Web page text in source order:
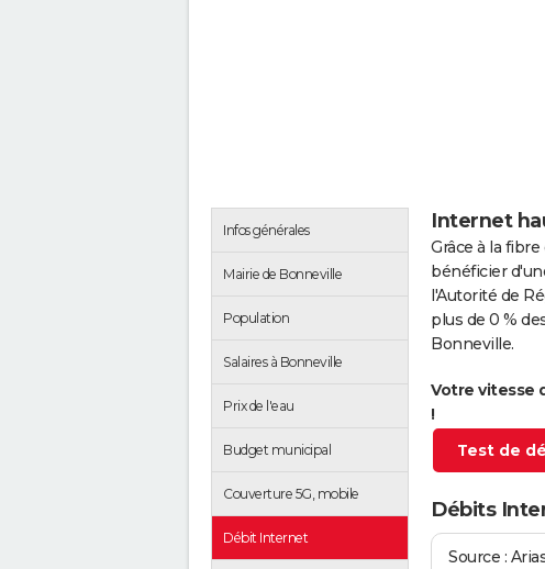
Infos générales
Mairie de Bonneville
Population
Salaires à Bonneville
Prix de l'eau
Budget municipal
Couverture 5G, mobile
Débit Internet
Internet
Grâce à la
bénéficier
l'Autorité de
plus de 0 %
Bonneville.
Votre vitesse
!
Test de
Débits
Source :